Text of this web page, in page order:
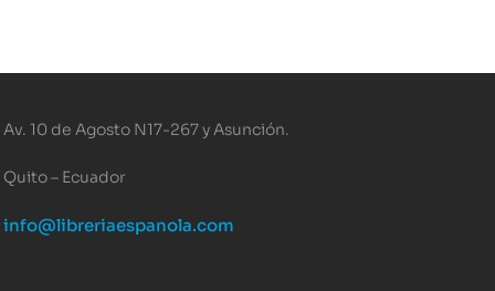
Av. 10 de Agosto N17-267 y Asunción.
Quito – Ecuador
info@libreriaespanola.com